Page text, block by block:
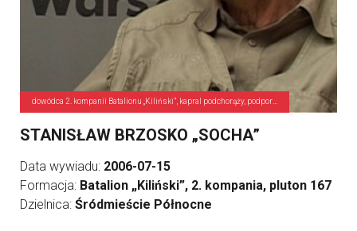
STANISŁAW BRZOSKO „SOCHA”
Data wywiadu: 2006-07-15
Formacja: Batalion „Kiliński”, 2. kompania, pluton 167
Dzielnica: Śródmieście Północne